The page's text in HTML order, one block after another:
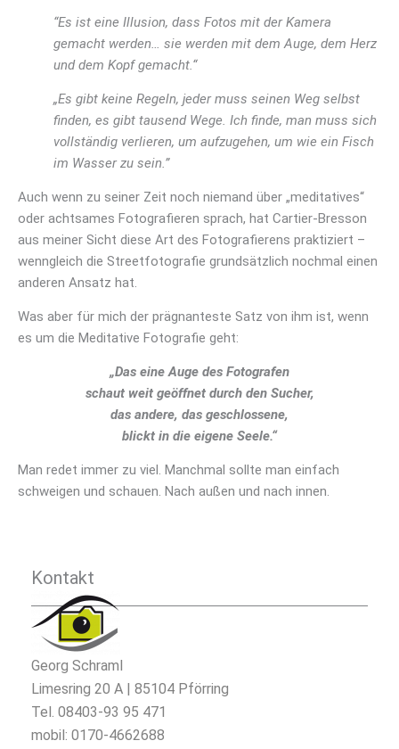
“Es ist eine Illusion, dass Fotos mit der Kamera
gemacht werden… sie werden mit dem Auge, dem Herz
und dem Kopf gemacht.“
„Es gibt keine Regeln, jeder muss seinen Weg selbst
finden, es gibt tausend Wege. Ich finde, man muss sich
vollständig verlieren, um aufzugehen, um wie ein Fisch
im Wasser zu sein.”
Auch wenn zu seiner Zeit noch niemand über „meditatives“
oder achtsames Fotografieren sprach, hat Cartier-Bresson
aus meiner Sicht diese Art des Fotografierens praktiziert –
wenngleich die Streetfotografie grundsätzlich nochmal einen
anderen Ansatz hat.
Was aber für mich der prägnanteste Satz von ihm ist, wenn
es um die Meditative Fotografie geht:
„Das eine Auge des Fotografen
schaut weit geöffnet durch den Sucher,
das andere, das geschlossene,
blickt in die eigene Seele.“
Man redet immer zu viel. Manchmal sollte man einfach
schweigen und schauen. Nach außen und nach innen.
Kontakt
Georg Schraml
Limesring 20 A | 85104 Pförring
Tel. 08403-93 95 471
mobil: 0170-4662688